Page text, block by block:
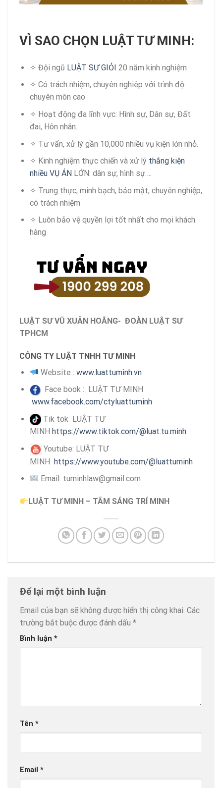
VÌ SAO CHỌN LUẬT TƯ MINH:
✧ Đội ngũ LUẬT SƯ GIỎI 20 năm kinh nghiệm
✧ Có trách nhiệm, chuyên nghiêp với trình độ
chuyên môn cao
✧ Hoạt động đa lĩnh vực: Hình sự, Dân sự, Đất
đai, Hôn nhân.
✧ Tư vấn, xử lý gần 10,000 nhiều vụ kiện lớn nhỏ.
✧ Kinh nghiệm thực chiến và xử lý thắng kiện
nhiều VỤ ÁN LỚN: dân sự, hình sự….
✧ Trung thực, minh bạch, bảo mật, chuyên nghiệp,
có trách nhiệm
✧ Luôn bảo vệ quyền lợi tốt nhất cho mọi khách
hàng
LUẬT SƯ VŨ XUÂN HOẰNG- ĐOÀN LUẬT SƯ
TPHCM
CÔNG TY LUẬT TNHH TƯ MINH
Website :www.luattuminh.vn
Face book : LUẬT TƯ MINH
www.facebook.com/ctyluattuminh
Tik tok LUẬT TƯ
MINH https://www.tiktok.com/@luat.tu.minh
Youtube: LUẬT TƯ
MINH https://www.youtube.com/@luattuminh
Email: tuminhlaw@gmail.com
LUẬT TƯ MINH – TÂM SÁNG TRÍ MINH
Để lại một bình luận
Email của bạn sẽ không được hiển thị công khai. Các
trường bắt buộc được đánh dấu *
Bình luận *
Tên *
Email *